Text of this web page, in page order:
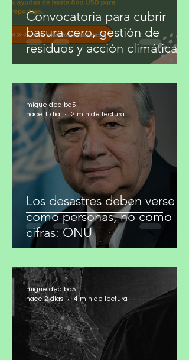
Convocatoria para cubrir
residuos y acción climática
Los desastres deben verse
cifras: ONU
migueldealba5
hace 1 día
2 min de lectura
migueldealba5
hace 2 días
4 min de lectura